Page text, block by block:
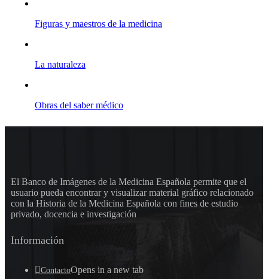
Figuras y maestros de la medicina
La naturaleza
Obras del saber médico
El Banco de Imágenes de la Medicina Española permite que el
usuario pueda encontrar y visualizar material gráfico relacionado
con la Historia de la Medicina Española con fines de estudio
privado, docencia e investigación
Información
ContactoOpens in a new tab